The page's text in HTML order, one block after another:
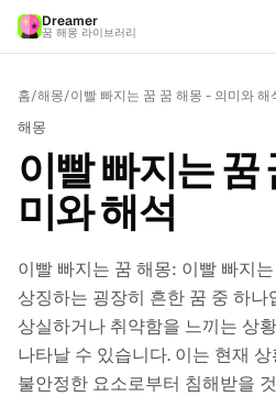
Dreamer
꿈 해몽 라이브러리
홈/해몽/이빨 빠지는 꿈 꿈 해몽 - 의미와 해
해몽
이빨 빠지는 꿈
미와 해석
이빨 빠지는 꿈 해몽: 이빨 빠지
상징하는 굉장히 흔한 꿈 중 하나
상실하거나 취약함을 느끼는 상
나타날 수 있습니다. 이는 현재
불안정한 요소로부터 침해받을